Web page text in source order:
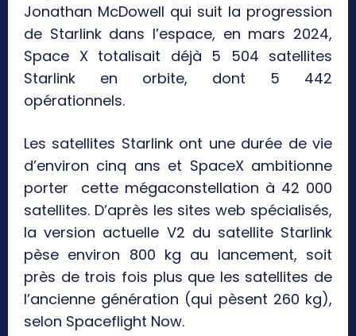
Jonathan McDowell qui suit la progression
de Starlink dans l’espace, en mars 2024,
Space X totalisait déjà 5 504 satellites
Starlink en orbite, dont 5 442
opérationnels.
Les satellites Starlink ont une durée de vie
d’environ cinq ans et SpaceX ambitionne
porter cette mégaconstellation à 42 000
satellites. D’après les sites web spécialisés,
la version actuelle V2 du satellite Starlink
pèse environ 800 kg au lancement, soit
près de trois fois plus que les satellites de
l’ancienne génération (qui pèsent 260 kg),
selon Spaceflight Now.